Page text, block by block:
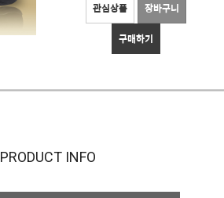
관심상품 장바구니
구매하기
PRODUCT INFO